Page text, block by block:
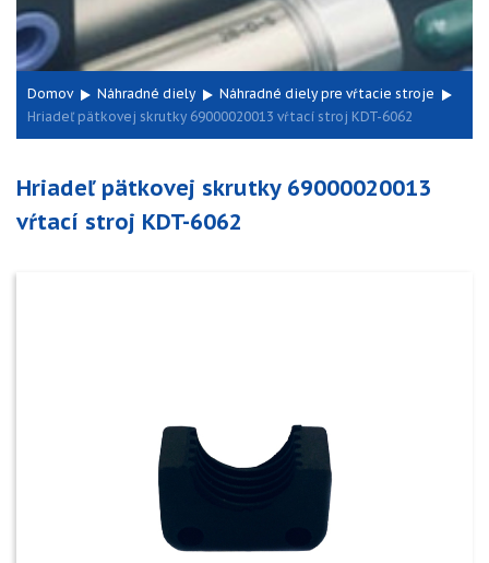
Domov Náhradné diely
Náhradné diely pre vŕtacie stroje
Hriadeľ pätkovej skrutky 69000020013 vŕtací stroj KDT-6062
Hriadeľ pätkovej skrutky 69000020013
vŕtací stroj KDT-6062